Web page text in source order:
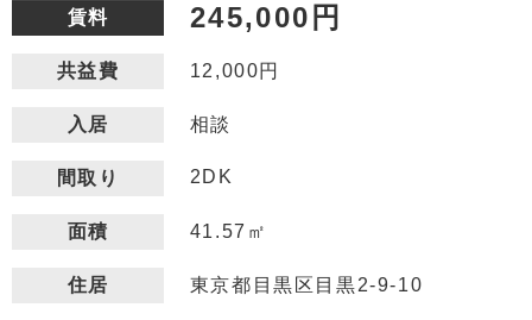
賃料 245,000円
共益費 12,000円
入居 相談
間取り 2DK
面積 41.57㎡
住居 東京都目黒区目黒2-9-10